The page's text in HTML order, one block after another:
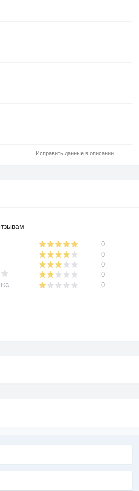
Исправить данные в описании
0
0
0
0
0